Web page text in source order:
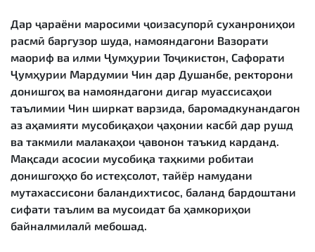
Дар ҷараёни маросими ҷоизасупорӣ суханрониҳои
расмӣ баргузор шуда, намояндагони Вазорати
маориф ва илми Ҷумҳурии Тоҷикистон, Сафорати
Ҷумҳурии Мардумии Чин дар Душанбе, ректорони
донишгоҳ ва намояндагони дигар муассисаҳои
таълимии Чин ширкат варзида, баромадкунандагон
аз аҳамияти мусобиқаҳои ҷаҳонии касбӣ дар рушд
ва такмили малакаҳои ҷавонон таъкид карданд.
Мақсади асосии мусобиқа таҳкими робитаи
донишгоҳҳо бо истеҳсолот, тайёр намудани
мутахассисони баландихтисос, баланд бардоштани
сифати таълим ва мусоидат ба ҳамкориҳои
байналмилалӣ мебошад.